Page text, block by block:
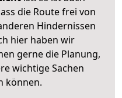
die Route frei von
Hindernissen
hier haben wir
gerne die Planung,
wichtige Sachen
können.